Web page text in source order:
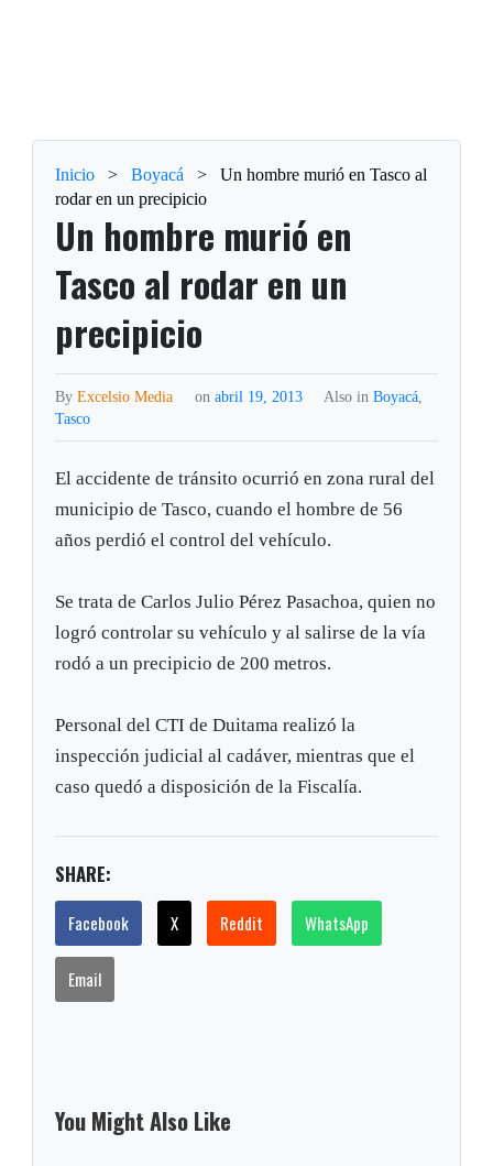
Inicio > Boyacá >
Un hombre murió en Tasco al
rodar en un precipicio
Un hombre murió en
Tasco al rodar en un
precipicio
ByExcelsio Media on abril 19, 2013 Also in Boyacá,
Tasco
El accidente de tránsito ocurrió en zona rural del
municipio de Tasco, cuando el hombre de 56
años perdió el control del vehículo.
Se trata de Carlos Julio Pérez Pasachoa, quien no
logró controlar su vehículo y al salirse de la vía
rodó a un precipicio de 200 metros.
Personal del CTI de Duitama realizó la
inspección judicial al cadáver, mientras que el
caso quedó a disposición de la Fiscalía.
SHARE:
Facebook X Reddit WhatsApp
Email
You Might Also Like